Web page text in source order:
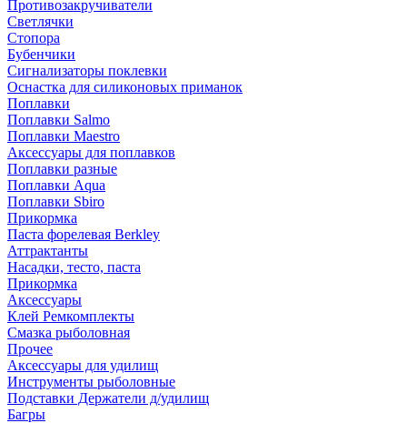
Противозакручиватели
Светлячки
Стопора
Бубенчики
Сигнализаторы поклевки
Оснастка для силиконовых приманок
Поплавки
Поплавки Salmo
Поплавки Maestro
Аксессуары для поплавков
Поплавки разные
Поплавки Aqua
Поплавки Sbiro
Прикормка
Паста форелевая Berkley
Аттрактанты
Насадки, тесто, паста
Прикормка
Аксессуары
Клей Ремкомплекты
Смазка рыболовная
Прочее
Аксессуары для удилищ
Инструменты рыболовные
Подставки Держатели д/удилищ
Багры